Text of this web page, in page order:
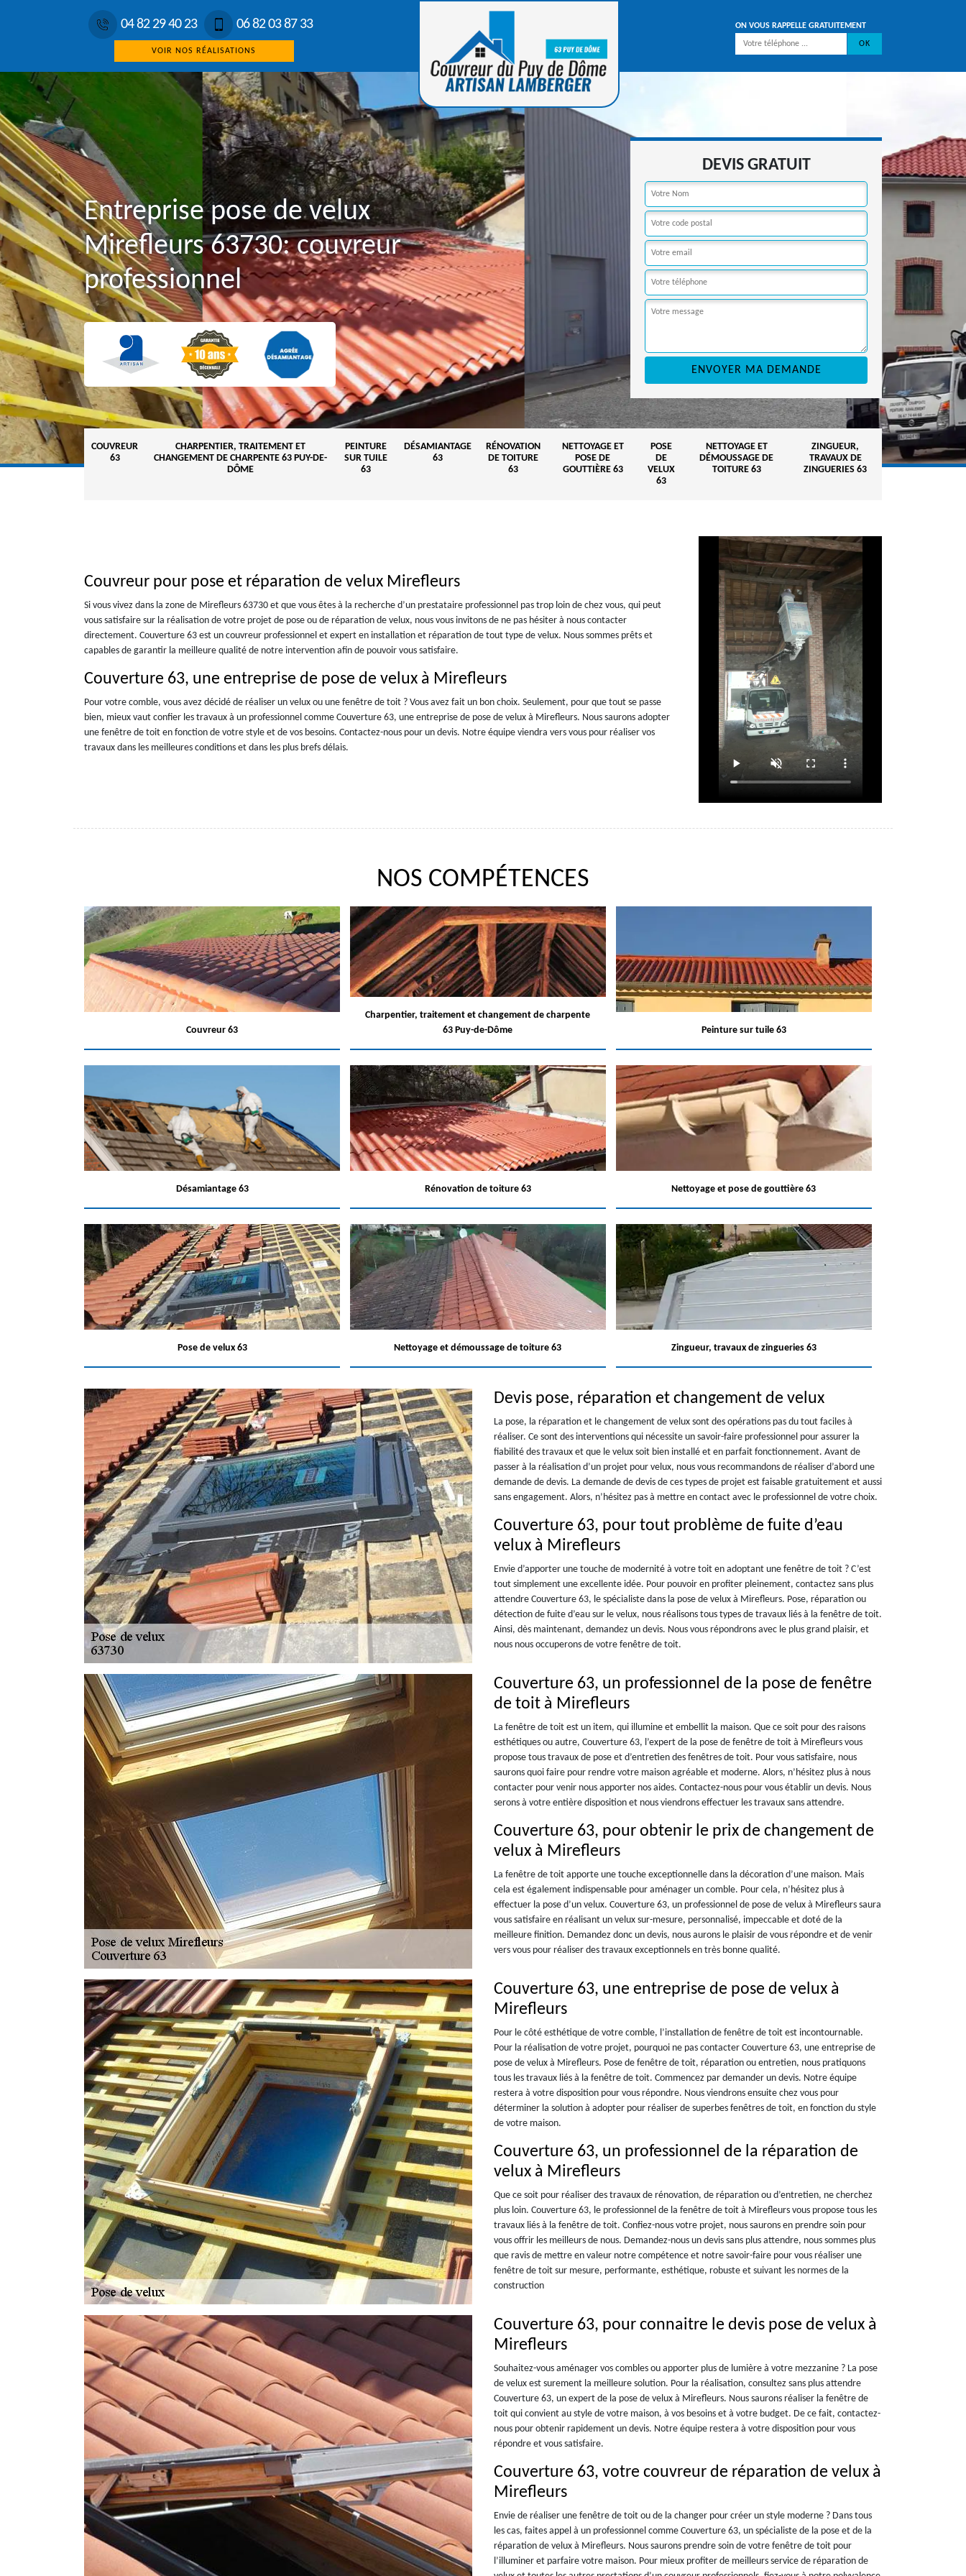
04 82 29 40 23 06 82 03 87 33
VOIR NOS RÉALISATIONS
ON VOUS RAPPELLE GRATUITEMENT
Entreprise pose de velux
Mirefleurs 63730: couvreur
professionnel
DEVIS GRATUIT
COUVREUR
63
CHARPENTIER, TRAITEMENT ET
CHANGEMENT DE CHARPENTE 63 PUY-DE-
DÔME
PEINTURE
SUR TUILE
63
DÉSAMIANTAGE
63
RÉNOVATION
DE TOITURE
63
NETTOYAGE ET
POSE DE
GOUTTIÈRE 63
POSE
DE
VELUX
63
NETTOYAGE ET
DÉMOUSSAGE DE
TOITURE 63
ZINGUEUR,
TRAVAUX DE
ZINGUERIES 63
Couvreur pour pose et réparation de velux Mirefleurs
Si vous vivez dans la zone de Mirefleurs 63730 et que vous êtes à la recherche d’un prestataire professionnel pas trop loin de chez vous, qui peut
vous satisfaire sur la réalisation de votre projet de pose ou de réparation de velux, nous vous invitons de ne pas hésiter à nous contacter
directement. Couverture 63 est un couvreur professionnel et expert en installation et réparation de tout type de velux. Nous sommes prêts et
capables de garantir la meilleure qualité de notre intervention afin de pouvoir vous satisfaire.
Couverture 63, une entreprise de pose de velux à Mirefleurs
Pour votre comble, vous avez décidé de réaliser un velux ou une fenêtre de toit ? Vous avez fait un bon choix. Seulement, pour que tout se passe
bien, mieux vaut confier les travaux à un professionnel comme Couverture 63, une entreprise de pose de velux à Mirefleurs. Nous saurons adopter
une fenêtre de toit en fonction de votre style et de vos besoins. Contactez-nous pour un devis. Notre équipe viendra vers vous pour réaliser vos
travaux dans les meilleures conditions et dans les plus brefs délais.
NOS COMPÉTENCES
Couvreur 63
Charpentier, traitement et changement de charpente
63 Puy-de-Dôme
Peinture sur tuile 63
Désamiantage 63 Rénovation de toiture 63 Nettoyage et pose de gouttière 63
Pose de velux 63 Nettoyage et démoussage de toiture 63 Zingueur, travaux de zingueries 63
Devis pose, réparation et changement de velux
La pose, la réparation et le changement de velux sont des opérations pas du tout faciles à
réaliser. Ce sont des interventions qui nécessite un savoir-faire professionnel pour assurer la
fiabilité des travaux et que le velux soit bien installé et en parfait fonctionnement. Avant de
passer à la réalisation d’un projet pour velux, nous vous recommandons de réaliser d’abord une
demande de devis. La demande de devis de ces types de projet est faisable gratuitement et aussi
sans engagement. Alors, n’hésitez pas à mettre en contact avec le professionnel de votre choix.
Couverture 63, pour tout problème de fuite d’eau
velux à Mirefleurs
Envie d’apporter une touche de modernité à votre toit en adoptant une fenêtre de toit ? C’est
tout simplement une excellente idée. Pour pouvoir en profiter pleinement, contactez sans plus
attendre Couverture 63, le spécialiste dans la pose de velux à Mirefleurs. Pose, réparation ou
détection de fuite d’eau sur le velux, nous réalisons tous types de travaux liés à la fenêtre de toit.
Ainsi, dès maintenant, demandez un devis. Nous vous répondrons avec le plus grand plaisir, et
nous nous occuperons de votre fenêtre de toit.
Couverture 63, un professionnel de la pose de fenêtre
de toit à Mirefleurs
La fenêtre de toit est un item, qui illumine et embellit la maison. Que ce soit pour des raisons
esthétiques ou autre, Couverture 63, l’expert de la pose de fenêtre de toit à Mirefleurs vous
propose tous travaux de pose et d’entretien des fenêtres de toit. Pour vous satisfaire, nous
saurons quoi faire pour rendre votre maison agréable et moderne. Alors, n’hésitez plus à nous
contacter pour venir nous apporter nos aides. Contactez-nous pour vous établir un devis. Nous
serons à votre entière disposition et nous viendrons effectuer les travaux sans attendre.
Couverture 63, pour obtenir le prix de changement de
velux à Mirefleurs
La fenêtre de toit apporte une touche exceptionnelle dans la décoration d’une maison. Mais
cela est également indispensable pour aménager un comble. Pour cela, n’hésitez plus à
effectuer la pose d’un velux. Couverture 63, un professionnel de pose de velux à Mirefleurs saura
vous satisfaire en réalisant un velux sur-mesure, personnalisé, impeccable et doté de la
meilleure finition. Demandez donc un devis, nous aurons le plaisir de vous répondre et de venir
vers vous pour réaliser des travaux exceptionnels en très bonne qualité.
Couverture 63, une entreprise de pose de velux à
Mirefleurs
Pour le côté esthétique de votre comble, l’installation de fenêtre de toit est incontournable.
Pour la réalisation de votre projet, pourquoi ne pas contacter Couverture 63, une entreprise de
pose de velux à Mirefleurs. Pose de fenêtre de toit, réparation ou entretien, nous pratiquons
tous les travaux liés à la fenêtre de toit. Commencez par demander un devis. Notre équipe
restera à votre disposition pour vous répondre. Nous viendrons ensuite chez vous pour
déterminer la solution à adopter pour réaliser de superbes fenêtres de toit, en fonction du style
de votre maison.
Couverture 63, un professionnel de la réparation de
velux à Mirefleurs
Que ce soit pour réaliser des travaux de rénovation, de réparation ou d’entretien, ne cherchez
plus loin. Couverture 63, le professionnel de la fenêtre de toit à Mirefleurs vous propose tous les
travaux liés à la fenêtre de toit. Confiez-nous votre projet, nous saurons en prendre soin pour
vous offrir les meilleurs de nous. Demandez-nous un devis sans plus attendre, nous sommes plus
que ravis de mettre en valeur notre compétence et notre savoir-faire pour vous réaliser une
fenêtre de toit sur mesure, performante, esthétique, robuste et suivant les normes de la
construction
Couverture 63, pour connaitre le devis pose de velux à
Mirefleurs
Souhaitez-vous aménager vos combles ou apporter plus de lumière à votre mezzanine ? La pose
de velux est surement la meilleure solution. Pour la réalisation, consultez sans plus attendre
Couverture 63, un expert de la pose de velux à Mirefleurs. Nous saurons réaliser la fenêtre de
toit qui convient au style de votre maison, à vos besoins et à votre budget. De ce fait, contactez-
nous pour obtenir rapidement un devis. Notre équipe restera à votre disposition pour vous
répondre et vous satisfaire.
Couverture 63, votre couvreur de réparation de velux à
Mirefleurs
Envie de réaliser une fenêtre de toit ou de la changer pour créer un style moderne ? Dans tous
les cas, faites appel à un professionnel comme Couverture 63, un spécialiste de la pose et de la
réparation de velux à Mirefleurs. Nous saurons prendre soin de votre fenêtre de toit pour
l’illuminer et parfaire votre maison. Pour mieux profiter de meilleurs service de réparation de